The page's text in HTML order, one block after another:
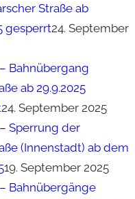
Straße ab
gesperrt24. September
Bahnübergang
ab 29.9.2025
24. September 2025
Sperrung der
(Innenstadt) ab dem
19. September 2025
Bahnübergänge